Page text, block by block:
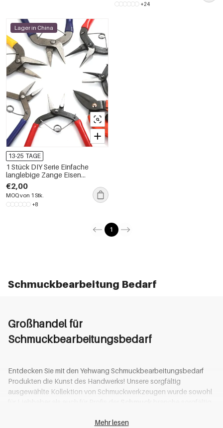
+24
Lager in China
13-25 TAGE
1 Stück DIY Serie Einfache
langlebige Zange Eisen
Schmuck Arbeitswerkzeuge
€2,00
MOQ von 1 Stk.
+8
1
Schmuckbearbeitung Bedarf
Großhandel für
Schmuckbearbeitungsbedarf
Entdecken Sie mit den Yehwang Schmuckbearbeitungsbedarf
Produkten die Kunst des Handwerks! Unsere sorgfältig
ausgewählte Kollektion von Schmuckwerkzeugen wurde sowohl
Edelsteine einsetzen oder Ihr neuestes Meisterwerk polieren,
Mehr lesen